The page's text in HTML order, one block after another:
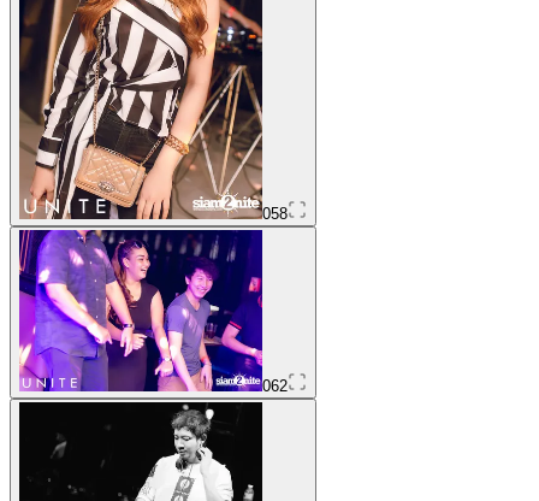
058
062